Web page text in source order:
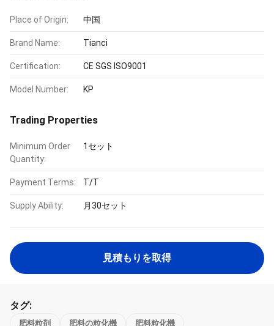
Place of Origin: 中国
Brand Name: Tianci
Certification: CE SGS ISO9001
Model Number: KP
Trading Properties
Minimum Order
Quantity:
1セット
Payment Terms: T/T
Supply Ability: 月30セット
見積もりを取得
タグ:
肥料粒剤 肥料の粒化機 肥料粒化機